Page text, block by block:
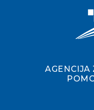
AGENCIJA